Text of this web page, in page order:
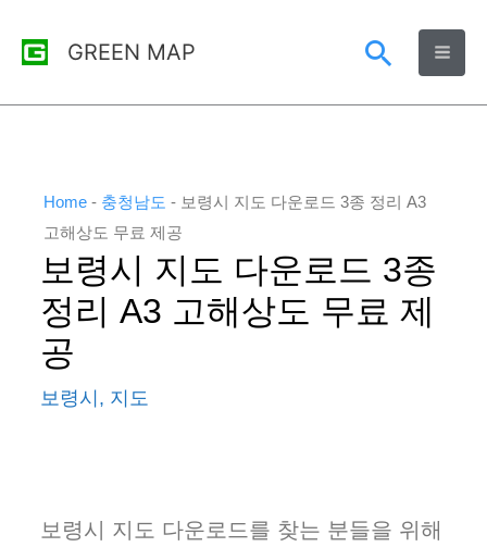
GREEN MAP
검
색
Home - 충청남도 - 보령시 지도 다운로드 3종 정리 A3
고해상도 무료 제공
보령시 지도 다운로드 3종
정리 A3 고해상도 무료 제
공
보령시 , 지도
보령시 지도 다운로드를 찾는 분들을 위해